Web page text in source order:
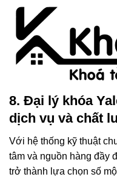
8. Đại lý khóa
dịch vụ và chất
Với hệ thống kỹ thuật
tâm và nguồn hàng đầy
trở thành lựa chọn số